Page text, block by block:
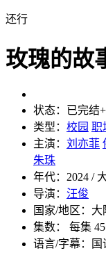
还行
玫瑰的故
状态： 已完结
类型： 校园 职
主演： 刘亦菲
朱珠
年代： 2024 /
导演： 汪俊
国家/地区： 大
集数：
每集
语言/字幕：
国